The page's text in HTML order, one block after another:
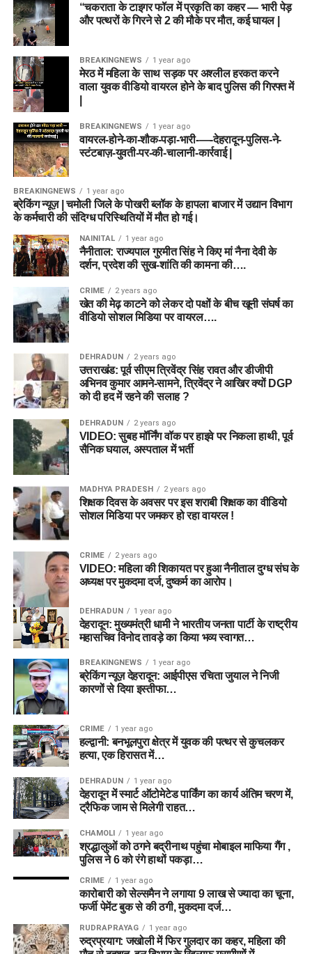
“चकराता के टाइगर फॉल में प्रकृति का कहर — भारी पेड़
और पत्थरों के गिरने से 2 की मौके पर मौत, कई घायल |
BREAKINGNEWS 1 year ago
मेरठ में महिला के साथ सड़क पर अश्लील हरकत करने
वाला युवक वीडियो वायरल होने के बाद पुलिस की गिरफ्त में
BREAKINGNEWS 1 year ago
वायरल-होने-का-शौक-पड़ा-भारी-—-देहरादून-पुलिस-ने-
स्टंटबाज़-युवती-पर-की-चालानी-कार्रवाई |
BREAKINGNEWS 1 year ago
ब्रेकिंग न्यूज़ | चमोली जिले के पोखरी ब्लॉक के हापला बाजार में उद्यान विभाग
के कर्मचारी की संदिग्ध परिस्थितियों में मौत हो गई।
NAINITAL 1 year ago
नैनीताल: राज्यपाल गुरमीत सिंह ने किए मां नैना देवी के
दर्शन, प्रदेश की सुख-शांति की कामना की….
CRIME 2 years ago
खेत की मेढ़ काटने को लेकर दो पक्षों के बीच खूनी संघर्ष का
वीडियो सोशल मिडिया पर वायरल….
DEHRADUN 2 years ago
उत्तराखंड: पूर्व सीएम त्रिवेंद्र सिंह रावत और डीजीपी
अभिनव कुमार आमने-सामने, त्रिवेंद्र ने आखिर क्यों DGP
को दी हद में रहने की सलाह ?
DEHRADUN 2 years ago
VIDEO: सुबह मॉर्निंग वॉक पर हाइवे पर निकला हाथी, पूर्व
सैनिक घयाल, अस्पताल में भर्ती
MADHYA PRADESH 2 years ago
शिक्षक दिवस के अवसर पर इस शराबी शिक्षक का वीडियो
सोशल मिडिया पर जमकर हो रहा वायरल !
CRIME 2 years ago
VIDEO: महिला की शिकायत पर हुआ नैनीताल दुग्ध संघ के
अध्यक्ष पर मुकदमा दर्ज, दुष्कर्म का आरोप।
DEHRADUN 1 year ago
देहरादून: मुख्यमंत्री धामी ने भारतीय जनता पार्टी के राष्ट्रीय
महासचिव विनोद तावड़े का किया भव्य स्वागत…
BREAKINGNEWS 1 year ago
ब्रेकिंग न्यूज़ देहरादून: आईपीएस रचिता जुयाल ने निजी
कारणों से दिया इस्तीफा…
CRIME 1 year ago
हल्द्वानी: बनभूलपुरा क्षेत्र में युवक की पत्थर से कुचलकर
हत्या, एक हिरासत में…
DEHRADUN 1 year ago
देहरादून में स्मार्ट ऑटोमेटेड पार्किंग का कार्य अंतिम चरण में,
ट्रैफिक जाम से मिलेगी राहत…
CHAMOLI 1 year ago
श्रद्धालुओं को ठगने बद्रीनाथ पहुंचा मोबाइल माफिया गैंग ,
पुलिस ने 6 को रंगे हाथों पकड़ा…
CRIME 1 year ago
कारोबारी को सेल्समैन ने लगाया 9 लाख से ज्यादा का चूना,
फर्जी पेमेंट बुक से की ठगी, मुकदमा दर्ज…
RUDRAPRAYAG 1 year ago
रुद्रप्रयाग: जखोली में फिर गुलदार का कहर, महिला की